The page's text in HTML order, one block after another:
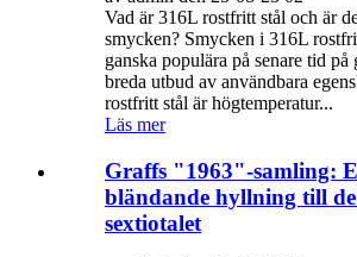
Vad är 316L rostfritt stål och är
smycken? Smycken i 316L
ganska populära på senare tid på
breda utbud av användbara
rostfritt stål är högtemperatur...
Läs mer
Graffs "1963"-samling:
bländande hyllning till
sextiotalet